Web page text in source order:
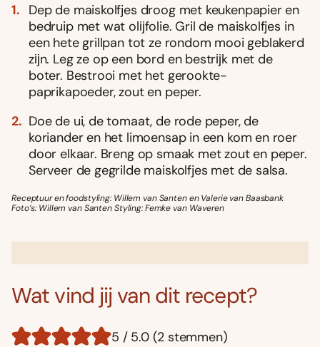
Dep de maiskolfjes droog met keukenpapier en
bedruip met wat olĳfolie. Gril de maiskolfjes in
een hete grillpan tot ze rondom mooi geblakerd
zĳn. Leg ze op een bord en bestrĳk met de
boter. Bestrooi met het gerookte-
paprikapoeder, zout en peper.
Doe de ui, de tomaat, de rode peper, de
koriander en het limoensap in een kom en roer
door elkaar. Breng op smaak met zout en peper.
Serveer de gegrilde maiskolfjes met de salsa.
Receptuur en foodstyling: Willem van Santen en Valerie van Baasbank
Foto’s: Willem van Santen Styling: Femke van Waveren
Wat vind jij van dit recept?
5 / 5.0 (2 stemmen)